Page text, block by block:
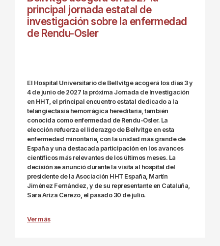
principal jornada estatal de
investigación sobre la enfermedad
de Rendu-Osler
El Hospital Universitario de Bellvitge acogerá los días 3 y
4 de junio de 2027 la próxima Jornada de Investigación
en HHT, el principal encuentro estatal dedicado a la
telangiectasia hemorrágica hereditaria, también
conocida como enfermedad de Rendu-Osler. La
elección refuerza el liderazgo de Bellvitge en esta
enfermedad minoritaria, con la unidad más grande de
España y una destacada participación en los avances
científicos más relevantes de los últimos meses. La
decisión se anunció durante la visita al hospital del
presidente de la Asociación HHT España , Martín
Jiménez Fernández, y de su representante en Cataluña,
Sara Ariza Cerezo, el pasado 30 de julio.
Ver más